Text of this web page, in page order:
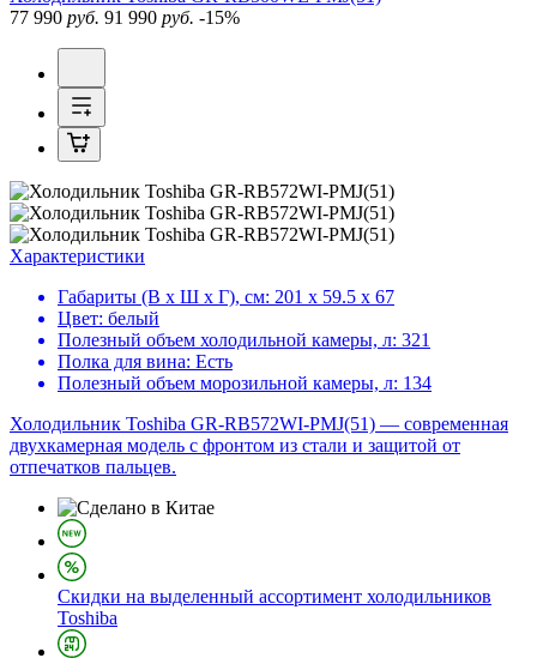
77 990 руб. 91 990 руб. -15%
Характеристики
Габариты (В х Ш х Г), см: 201 х 59.5 х 67
Цвет: белый
Полезный объем холодильной камеры, л: 321
Полка для вина: Есть
Полезный объем морозильной камеры, л: 134
Холодильник Toshiba GR-RB572WI-PMJ(51) — современная
двухкамерная модель с фронтом из стали и защитой от
отпечатков пальцев.
Скидки на выделенный ассортимент холодильников
Toshiba